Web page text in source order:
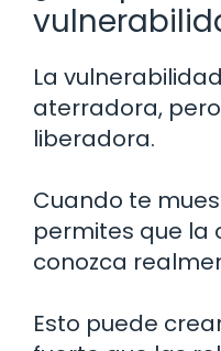
La
aterradora,
liberadora.
Cuando te
permites que la
conozca
Esto puede